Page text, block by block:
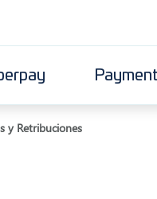
y Retribuciones